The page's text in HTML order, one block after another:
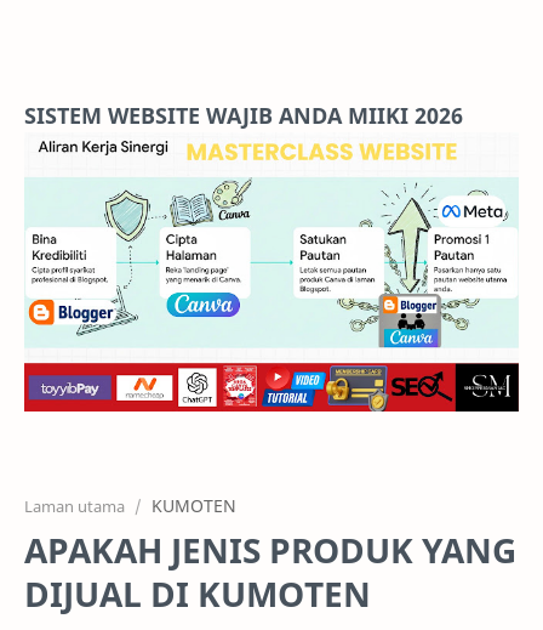
Features
Pricing
Services
RTL Mode
SISTEM WEBSITE WAJIB ANDA MIIKI 2026
Laman utama KUMOTEN
APAKAH JENIS PRODUK YANG
DIJUAL DI KUMOTEN